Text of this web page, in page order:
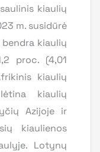
kiaulių
m. susidūrė
kiaulių
proc. (4,01
kiaulių
kiaulių
Azijoje ir
kiaulienos
Lotynų